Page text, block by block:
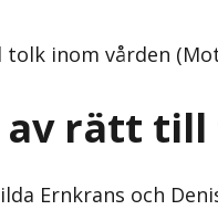
inom vården
av rätt
Ernkrans och